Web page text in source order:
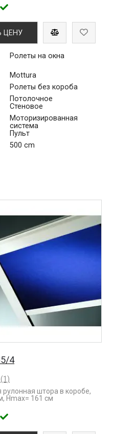
ЦЕНУ
Ролеты на окна
Mottura
Ролеты без короба
Потолочное
Стеновое
Моторизированная
система
Пульт
500 cm
4
(1)
штора в коробе,
Hmax= 161 см